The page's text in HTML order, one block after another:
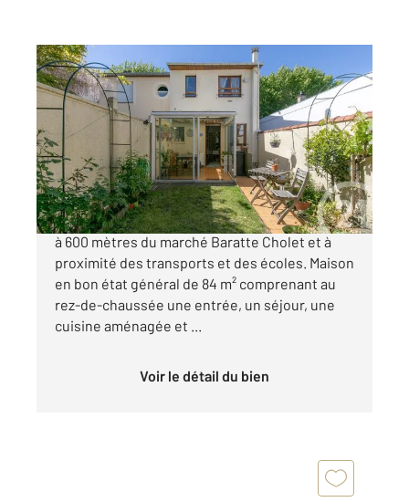
ST MAUR DES FOSSES 94
84 m2, 4 pièces
Ref : 1395
Maison à vendre
483 000 €
Quartier recherché d'Adamville, place Kennedy,
à 600 mètres du marché Baratte Cholet et à
proximité des transports et des écoles. Maison
en bon état général de 84 m² comprenant au
rez-de-chaussée une entrée, un séjour, une
cuisine aménagée et ...
Voir le détail du bien